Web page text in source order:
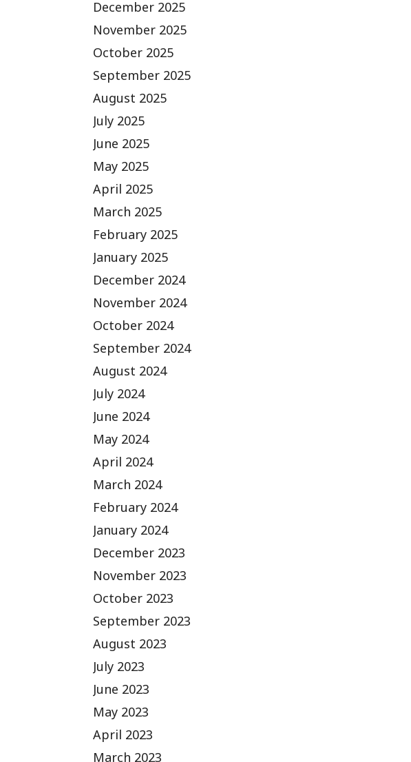
December 2025
November 2025
October 2025
September 2025
August 2025
July 2025
June 2025
May 2025
April 2025
March 2025
February 2025
January 2025
December 2024
November 2024
October 2024
September 2024
August 2024
July 2024
June 2024
May 2024
April 2024
March 2024
February 2024
January 2024
December 2023
November 2023
October 2023
September 2023
August 2023
July 2023
June 2023
May 2023
April 2023